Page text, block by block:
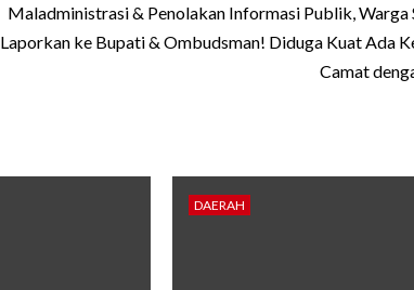
Maladministrasi & Penolakan Informasi Publik, Warga
Laporkan ke Bupati & Ombudsman! Diduga Kuat Ada
Camat
DAERAH